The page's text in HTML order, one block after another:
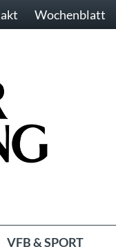
Wochenblatt
VFB & SPORT